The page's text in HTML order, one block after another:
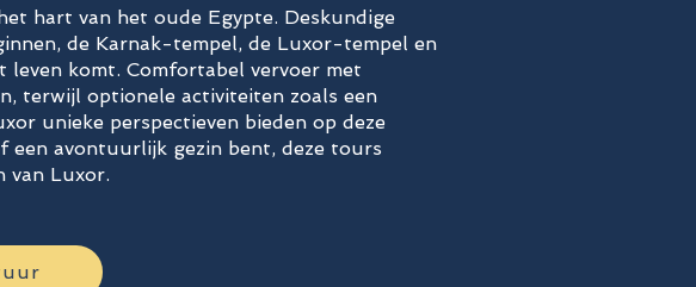
hart van het oude Egypte. Deskundige
de Karnak-tempel, de Luxor-tempel en
leven komt. Comfortabel vervoer met
terwijl optionele activiteiten zoals een
unieke perspectieven bieden op deze
een avontuurlijk gezin bent, deze tours
van Luxor.